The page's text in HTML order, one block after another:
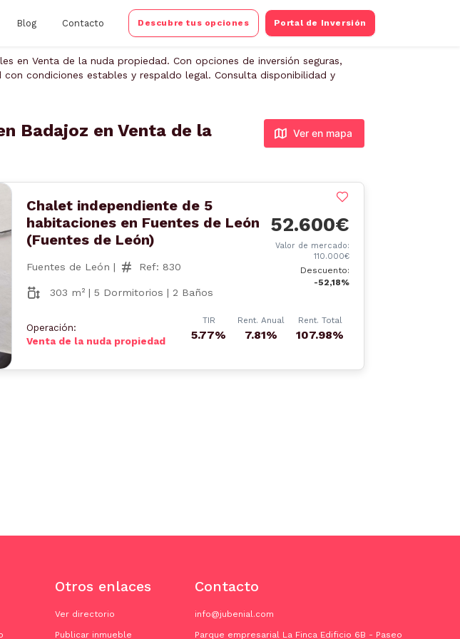
Blog Contacto Descubre tus opciones Portal de Inversión
en Venta de la nuda propiedad. Con opciones de inversión seguras,
condiciones estables y respaldo legal. Consulta disponibilidad y
Badajoz en Venta de la
Ver en mapa
Chalet independiente de 5
habitaciones en Fuentes de León
(Fuentes de León)
Fuentes de León | Ref: 830
303 m² | 5 Dormitorios | 2 Baños
52.600€
Valor de mercado:
110.000€
Descuento:
-52,18%
Operación:
Venta de la nuda propiedad
TIR
5.77%
Rent. Anual
7.81%
Rent. Total
107.98%
Otros enlaces
Ver directorio
Publicar inmueble
Contacto
info@jubenial.com
Parque empresarial La Finca Edificio 6B - Paseo